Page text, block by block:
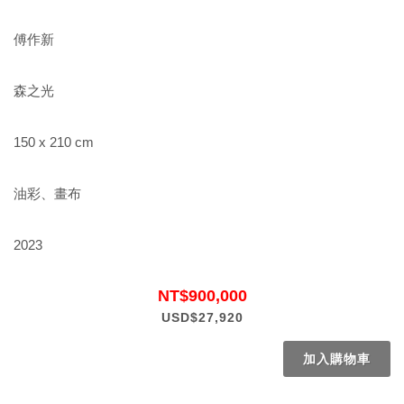
傅作新
森之光
150 x 210 cm
油彩、畫布
2023
NT$900,000
USD$27,920
加入購物車